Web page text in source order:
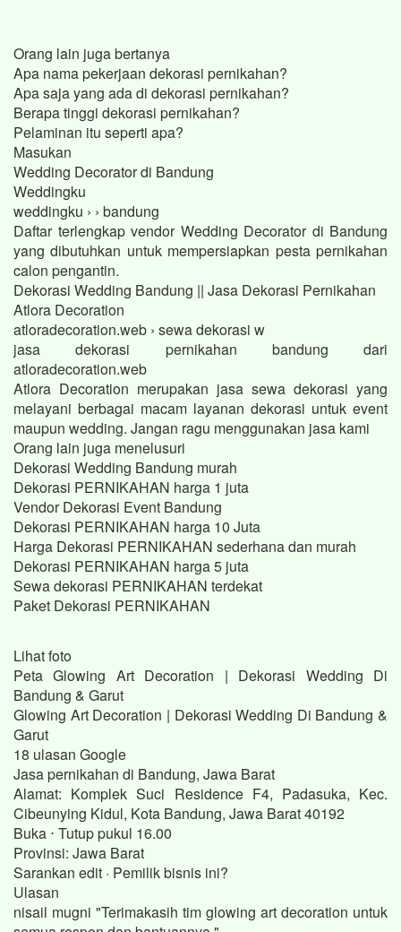
Orang lain juga bertanya
Apa nama pekerjaan dekorasi pernikahan?
Apa saja yang ada di dekorasi pernikahan?
Berapa tinggi dekorasi pernikahan?
Pelaminan itu seperti apa?
Masukan
Wedding Decorator di Bandung
Weddingku
weddingku › › bandung
Daftar terlengkap vendor Wedding Decorator di Bandung
yang dibutuhkan untuk mempersiapkan pesta pernikahan
calon pengantin.
Dekorasi Wedding Bandung || Jasa Dekorasi Pernikahan
Atlora Decoration
atloradecoration.web › sewa dekorasi w
jasa dekorasi pernikahan bandung dari
atloradecoration.web
Atlora Decoration merupakan jasa sewa dekorasi yang
melayani berbagai macam layanan dekorasi untuk event
maupun wedding. Jangan ragu menggunakan jasa kami
Orang lain juga menelusuri
Dekorasi Wedding Bandung murah
Dekorasi PERNIKAHAN harga 1 juta
Vendor Dekorasi Event Bandung
Dekorasi PERNIKAHAN harga 10 Juta
Harga Dekorasi PERNIKAHAN sederhana dan murah
Dekorasi PERNIKAHAN harga 5 juta
Sewa dekorasi PERNIKAHAN terdekat
Paket Dekorasi PERNIKAHAN
Lihat foto
Peta Glowing Art Decoration | Dekorasi Wedding Di
Bandung & Garut
Glowing Art Decoration | Dekorasi Wedding Di Bandung &
Garut
18 ulasan Google
Jasa pernikahan di Bandung, Jawa Barat
Alamat: Komplek Suci Residence F4, Padasuka, Kec.
Cibeunying Kidul, Kota Bandung, Jawa Barat 40192
Buka ⋅ Tutup pukul 16.00
Provinsi: Jawa Barat
Sarankan edit · Pemilik bisnis ini?
Ulasan
nisail mugni "Terimakasih tim glowing art decoration untuk